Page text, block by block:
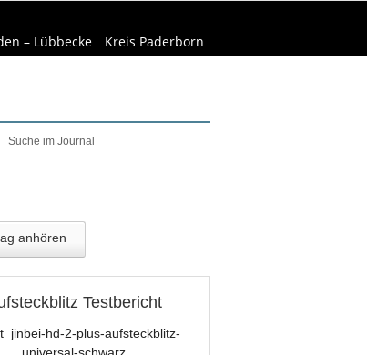
– Lübbecke Kreis Paderborn
anhören
Testbericht